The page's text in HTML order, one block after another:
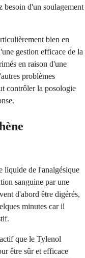
besoin d'un soulagement
bien en
gestion efficace de la
en raison d'une
problèmes
contrôler la posologie
liquide de l'analgésique
sanguine par une
d'abord être digérés,
minutes car il
que le Tylenol
être sûr et efficace